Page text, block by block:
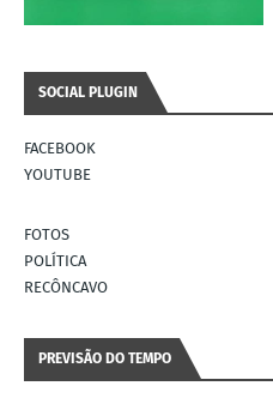
SOCIAL PLUGIN
FACEBOOK
YOUTUBE
FOTOS
POLÍTICA
RECÔNCAVO
PREVISÃO DO TEMPO